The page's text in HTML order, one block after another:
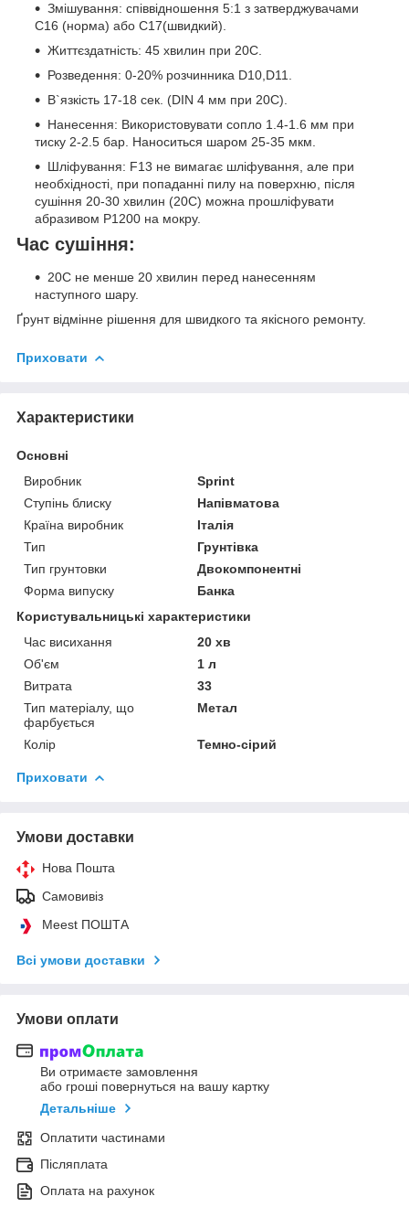
Змішування: cпіввідношення 5:1 з затверджувачами
C16 (норма) або C17(швидкий).
Життєздатність: 45 хвилин при 20C.
Розведення: 0-20% розчинника D10,D11.
В`язкість 17-18 сек. (DIN 4 мм при 20С).
Нанесення: Використовувати сопло 1.4-1.6 мм при
тиску 2-2.5 бар. Наноситься шаром 25-35 мкм.
Шліфування: F13 не вимагає шліфування, але при
необхідності, при попаданні пилу на поверхню, після
сушіння 20-30 хвилин (20C) можна прошліфувати
абразивом P1200 на мокру.
Час сушіння:
20C не менше 20 хвилин перед нанесенням
наступного шару.
Ґрунт відмінне рішення для швидкого та якісного ремонту.
Приховати
Характеристики
Основні
Виробник
Sprint
Ступінь блиску
Напівматова
Країна виробник
Італія
Тип
Грунтівка
Тип грунтовки
Двокомпонентні
Форма випуску
Банка
Користувальницькі характеристики
Час висихання
20 хв
Об'єм
1 л
Витрата
33
Тип матеріалу, що
фарбується
Метал
Колір Темно-сірий
Приховати
Умови доставки
Нова Пошта
Самовивіз
Meest ПОШТА
Всі умови доставки
Умови оплати
Ви отримаєте замовлення
або гроші повернуться на вашу картку
Детальніше
Оплатити частинами
Післяплата
Оплата на рахунок